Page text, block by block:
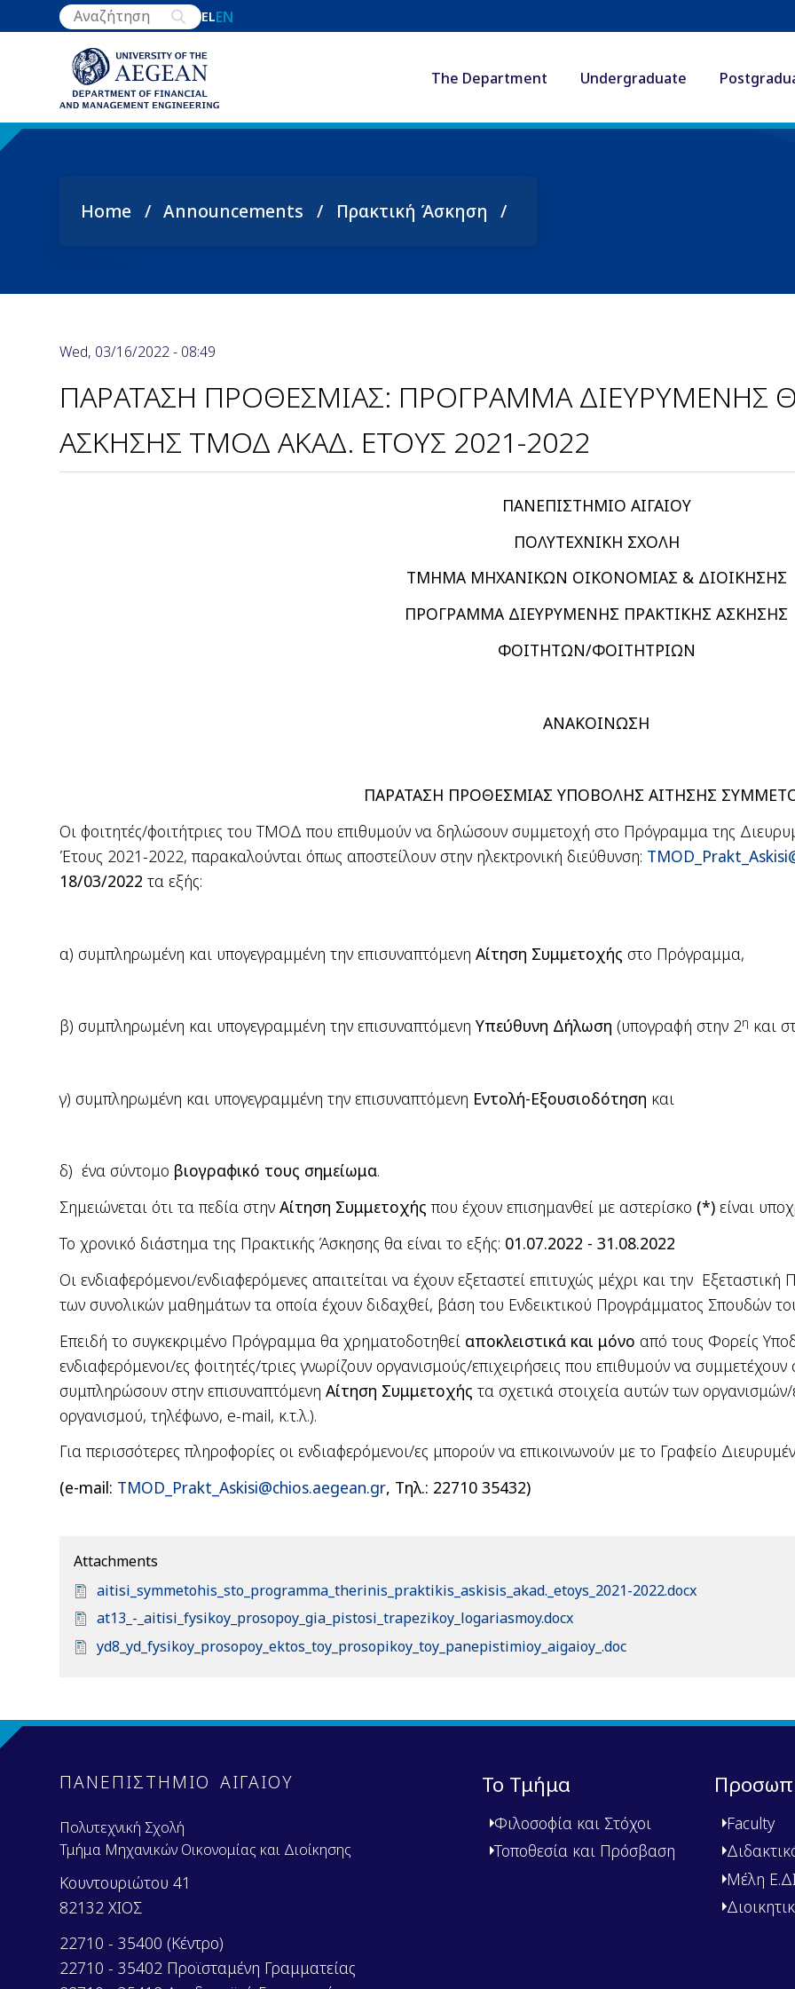
to
ELEN
The Department Undergraduate
Breadcrumb
Home Announcements Πρακτική Άσκηση
Wed, 03/16/2022 - 08:49
ΠΑΡΑΤΑΣΗ ΠΡΟΘΕΣΜΙΑΣ: ΠΡΟΓΡΑΜΜΑ ΔΙΕΥΡΥΜΕΝΗΣ
ΑΣΚΗΣΗΣ ΤΜΟΔ ΑΚΑΔ. ΕΤΟΥΣ 2021-2022
ΠΑΝΕΠΙΣΤΗΜΙΟ ΑΙΓΑΙΟΥ
ΠΟΛΥΤΕΧΝΙΚΗ ΣΧΟΛΗ
ΤΜΗΜΑ ΜΗΧΑΝΙΚΩΝ ΟΙΚΟΝΟΜΙΑΣ & ΔΙΟΙΚΗΣΗΣ
ΠΡΟΓΡΑΜΜΑ ΔΙΕΥΡΥΜΕΝΗΣ ΠΡΑΚΤΙΚΗΣ ΑΣΚΗΣΗΣ
ΦΟΙΤΗΤΩΝ/ΦΟΙΤΗΤΡΙΩΝ
ΑΝΑΚΟΙΝΩΣΗ
ΠΑΡΑΤΑΣΗ ΠΡΟΘΕΣΜΙΑΣ ΥΠΟΒΟΛΗΣ ΑΙΤΗΣΗΣ
Οι φοιτητές/φοιτήτριες του ΤΜΟΔ που επιθυμούν να δηλώσουν συμμετοχή στο Πρόγραμμα της
Έτους 2021-2022, παρακαλούνται όπως αποστείλουν στην ηλεκτρονική διεύθυνση:
18/03/2022τα εξής:
α) συμπληρωμένη και υπογεγραμμένη την επισυναπτόμενηΑίτηση Συμμετοχής στο Πρόγραμμα,
β) συμπληρωμένη και υπογεγραμμένη την επισυναπτόμενηΥπεύθυνη Δήλωση (υπογραφή στην 2η και
γ) συμπληρωμένη και υπογεγραμμένη την επισυναπτόμενη Εντολή-Εξουσιοδότηση και
δ) ένα σύντομο βιογραφικό τους σημείωμα.
Σημειώνεται ότι τα πεδία στηνΑίτηση Συμμετοχής που έχουν επισημανθεί με αστερίσκο (*) είναι
Το χρονικό διάστημα της Πρακτικής Άσκησης θα είναι το εξής: 01.07.2022 - 31.08.2022
Oι ενδιαφερόμενοι/ενδιαφερόμενες απαιτείται να έχουν εξεταστεί επιτυχώς μέχρι και την
των συνολικών μαθημάτων τα οποία έχουν διδαχθεί, βάση του Ενδεικτικού Προγράμματος Σπουδών
Επειδή το συγκεκριμένο Πρόγραμμα θα χρηματοδοτηθεί αποκλειστικά και μόνο από τους Φορείς
ενδιαφερόμενοι/ες φοιτητές/τριες γνωρίζουν οργανισμούς/επιχειρήσεις που επιθυμούν να
συμπληρώσουν στην επισυναπτόμενηΑίτηση Συμμετοχής τα σχετικά στοιχεία αυτών των
οργανισμού, τηλέφωνο, e-mail, κ.τ.λ.).
Για περισσότερες πληροφορίες οι ενδιαφερόμενοι/ες μπορούν να επικοινωνούν με το Γραφείο
(e-mail: TMOD_Prakt_Askisi@chios.aegean.gr, Τηλ.: 22710 35432)
Attachments
D
o
u
n
aitisi_symmetohis_sto_programma_therinis_praktikis_askisis_akad._etoys_2021-2022.docx
D
o
e
t
at13_-_aitisi_fysikoy_prosopoy_gia_pistosi_trapezikoy_logariasmoy.docx
D
n
yd8_yd_fysikoy_prosopoy_ektos_toy_prosopikoy_toy_panepistimioy_aigaioy_.doc
ΠΑΝΕΠΙΣΤΗΜΙΟ ΑΙΓΑΙΟΥ
Πολυτεχνική Σχολή
Τμήμα Μηχανικών Οικονομίας και Διοίκησης
Κουντουριώτου 41
82132 ΧΙΟΣ
22710 - 35400 (Κέντρο)
22710 - 35402 Προϊσταμένη Γραμματείας
Το Τμήμα
Φιλοσοφία και Στόχοι
Τοποθεσία και Πρόσβαση
Faculty
Μέλη